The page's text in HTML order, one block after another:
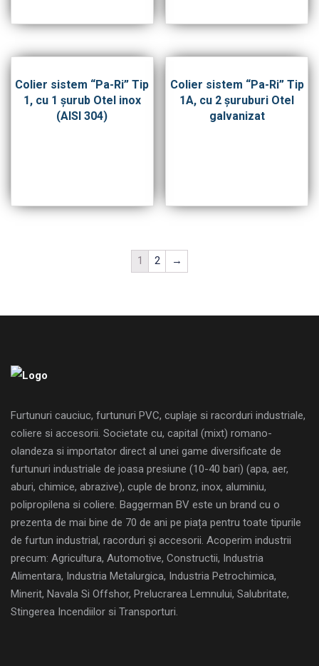
Colier sistem “Pa-Ri” Tip
1, cu 1 şurub Otel inox
(AISI 304)
Colier sistem “Pa-Ri” Tip
1A, cu 2 şuruburi Otel
galvanizat
1 2 →
Furtunuri cauciuc, furtunuri PVC, cuplaje si racorduri industriale,
coliere si accesorii. Societate cu, capital (mixt) romano-
olandeza si importator direct al unei game diversificate de
furtunuri industriale de joasa presiune (10-40 bari) (apa, aer,
aburi, chimice, abrazive), cuple de bronz, inox, aluminiu,
polipropilena si coliere. Baggerman BV este un brand cu o
prezenta de mai bine de 70 de ani pe piața pentru toate tipurile
de furtun industrial, racorduri și accesorii. Acoperim industrii
precum: Agricultura, Automotive, Constructii, Industria
Alimentara, Industria Metalurgica, Industria Petrochimica,
Minerit, Navala Si Offshor, Prelucrarea Lemnului, Salubritate,
Stingerea Incendiilor si Transporturi.